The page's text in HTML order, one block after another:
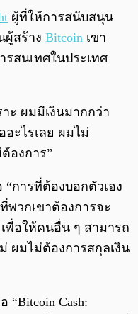
ผู้ที่ให้การสนับสนุน
ผู้สร้าง Bitcoin เขา
สนเทศในประเทศ
ะ ผมมีเงินมากกว่า
ะไรเลย ผมไม่
องการ”
การที่ต้องบอกตัวเอง
วกเขาต้องการจะ
พื่อให้คนอื่น ๆ สามารถ
ผมไม่ต้องการสกุลเงิน
Cash: